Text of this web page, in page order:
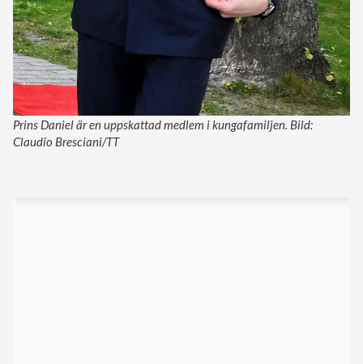
Prins Daniel är en uppskattad medlem i kungafamiljen. Bild:
Claudio Bresciani/TT